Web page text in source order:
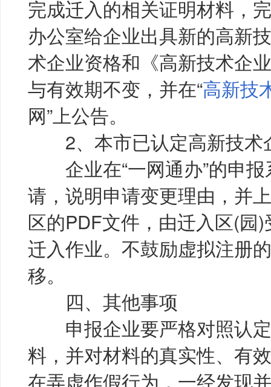
完成迁入的相关证明材料，
办公室给企业出具新的高新
术企业资格和《高新技术企
与有效期不变，并在“高新技
网”上公告。
2、本市已认定高新技术
企业在“一网通办”的申报
请，说明申请变更理由，并
区的PDF文件，由迁入区(园
迁入作业。不鼓励虚拟注册
移。
四、其他事项
申报企业要严格对照认定
料，并对材料的真实性、有
在弄虚作假行为，一经发现